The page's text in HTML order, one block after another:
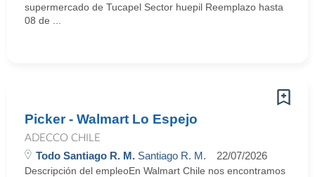
supermercado de Tucapel Sector huepil Reemplazo hasta
08 de ...
Picker - Walmart Lo Espejo
ADECCO CHILE
Todo Santiago R. M. Santiago R. M. 22/07/2026
Descripción del empleoEn Walmart Chile nos encontramos